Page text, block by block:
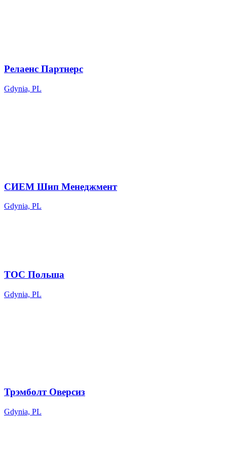
Релаенс Партнерс
Gdynia, PL
СИЕМ Шип Менеджмент
Gdynia, PL
ТОС Польша
Gdynia, PL
Трэмболт Оверсиз
Gdynia, PL